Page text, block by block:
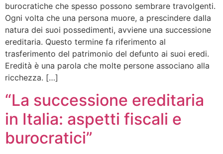
burocratiche che spesso possono sembrare travolgenti.
Ogni volta che una persona muore, a prescindere dalla
natura dei suoi possedimenti, avviene una successione
ereditaria. Questo termine fa riferimento al
trasferimento del patrimonio del defunto ai suoi eredi.
Eredità è una parola che molte persone associano alla
ricchezza. […]
“La successione ereditaria
in Italia: aspetti fiscali e
burocratici”